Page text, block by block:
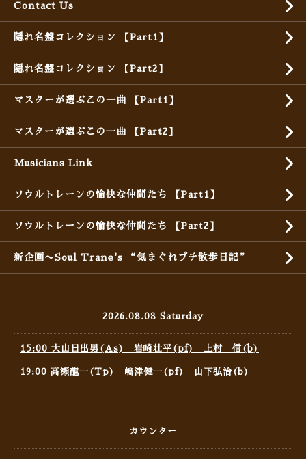
Contact Us
隠れ名盤コレクション 【Part1】
隠れ名盤コレクション 【Part2】
マスターが選ぶこの一曲 【Part1】
マスターが選ぶこの一曲 【Part2】
Musicians Link
ソウルトレーンの愉快な仲間たち 【Part1】
ソウルトレーンの愉快な仲間たち 【Part2】
新企画〜Soul Trane's “気まぐれプチ散歩日記”
2026.08.08 Saturday
15:00 大山日出男(As) 岩崎壮平(pf) 上村 信(b)
19:00 高瀬龍一(Tp) 嶋津健一(pf) 山下弘治(b)
カウンター